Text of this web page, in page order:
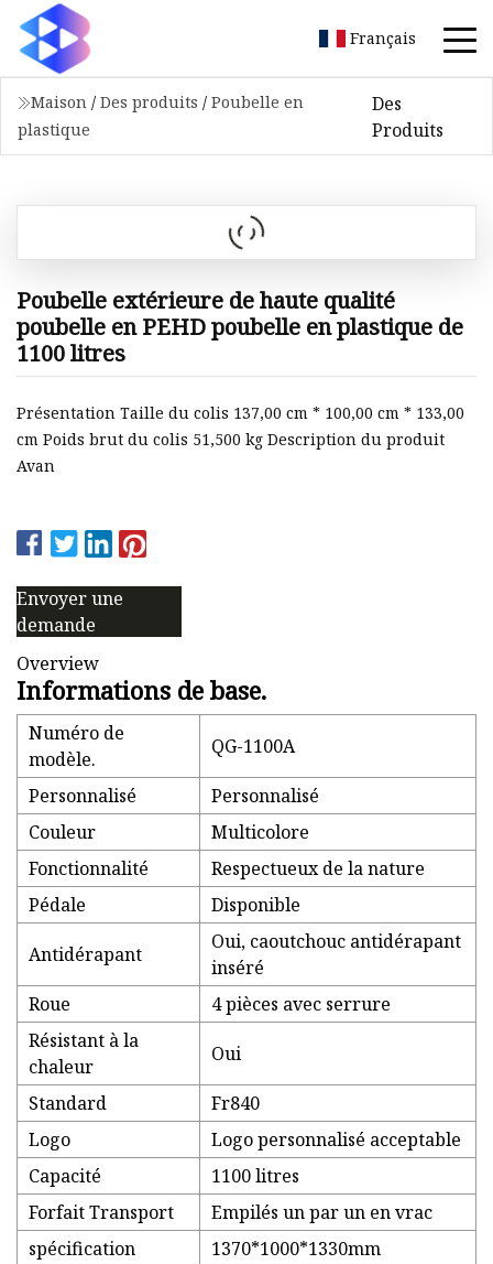
Français
Maison / Des produits / Poubelle en
plastique
Des
Produits
Poubelle extérieure de haute qualité
poubelle en PEHD poubelle en plastique de
1100 litres
Présentation Taille du colis 137,00 cm * 100,00 cm * 133,00
cm Poids brut du colis 51,500 kg Description du produit
Avan
Envoyer une
demande
Overview
Informations de base.
Numéro de
modèle.
QG-1100A
Personnalisé
Personnalisé
Couleur
Multicolore
Fonctionnalité
Respectueux de la nature
Pédale
Disponible
Antidérapant
Oui, caoutchouc antidérapant
inséré
Roue
4 pièces avec serrure
Résistant à la
chaleur
Oui
Standard
Fr840
Logo
Logo personnalisé acceptable
Capacité
1100 litres
Forfait Transport
Empilés un par un en vrac
spécification
1370*1000*1330mm